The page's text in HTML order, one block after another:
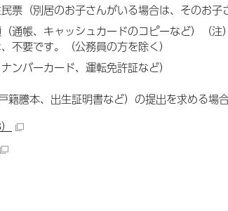
票（別居のお子さんがいる場合は、そのお子
通帳、キャッシュカードのコピーなど）（注
不要です。（公務員の方を除く）
ンバーカード、運転免許証など）
謄本、出生証明書など）の提出を求める場